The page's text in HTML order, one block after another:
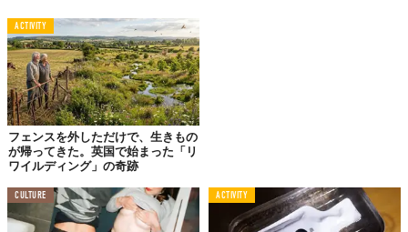
して、正確にいうと、「ぽんしゅグリア」という商品は、日本酒
カクテルキットである。
清酒カップをイメージしたというカップの中身を見てみると……
ACTIVITY
フェンスを外しただけで、生きもの
が帰ってきた。英国で始まった「リ
ワイルディング」の奇跡
CULTURE ACTIVITY